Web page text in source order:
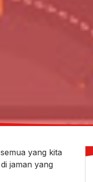
yang kita
jaman yang